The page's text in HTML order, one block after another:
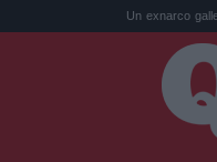
Un exnarco gallego quiere